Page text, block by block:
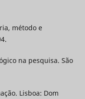
método e
na pesquisa. São
Lisboa: Dom